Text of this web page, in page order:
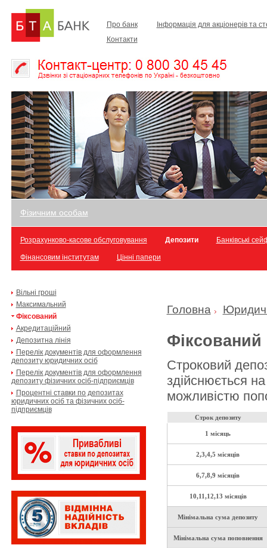
Про банк
Інформація для акціонерів та
Контакти
Фізичним особам
Розрахунково-касове обслуговування Депозити Банківські
Фінансовим інститутам Цінні папери
Вільні гроші
Максимальний
Фіксований
Акредитаційний
Депозитна лінія
Перелік документів для оформлення
депозиту юридичних осіб
Перелік документів для оформлення
депозиту фізичних осіб-підприємців
Процентні ставки по депозитах
юридичних осіб та фізичних осіб-
підприємців
Головна
Фіксований
Строковий
здійснюється
можливістю
Строк депозиту
1 місяць
2,3,4,5 місяців
6,7,8,9 місяців
10,11,12,13 місяців
Мінімальна сума депозиту
Мінімальна сума поповнення